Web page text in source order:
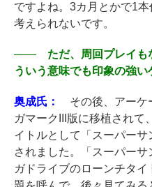
ですよね。3カ月とかで1
考えられないです。
――ただ、周回プレイも
ういう意味でも印象の強い
奥成氏：
その後、アーケ
ガマークIII版に移植されて
イトルとして「スーパー
されました。「スーパー
ガドライブのローンチタ